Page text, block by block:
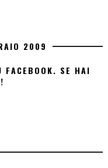
2009
FACEBOOK. SE HAI